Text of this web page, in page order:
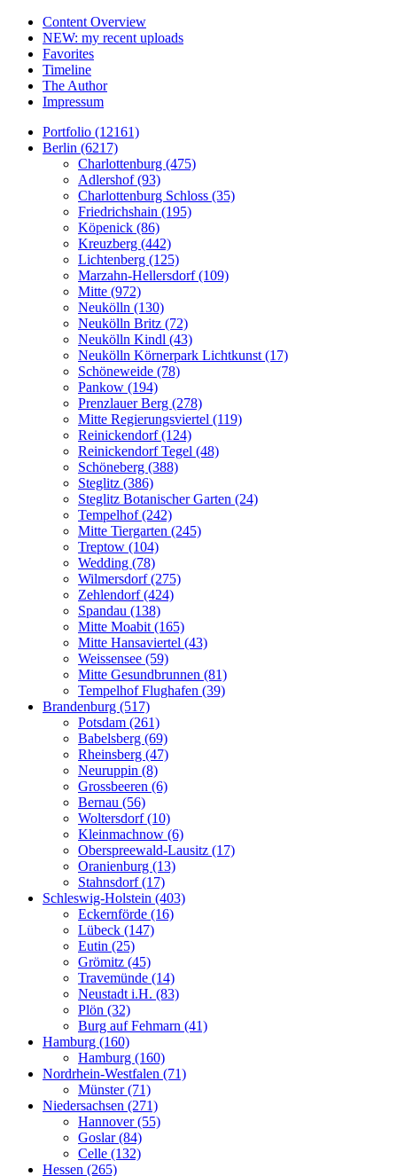
Content Overview
NEW: my recent uploads
Favorites
Timeline
The Author
Impressum
Portfolio (12161)
Berlin (6217)
Charlottenburg (475)
Adlershof (93)
Charlottenburg Schloss (35)
Friedrichshain (195)
Köpenick (86)
Kreuzberg (442)
Lichtenberg (125)
Marzahn-Hellersdorf (109)
Mitte (972)
Neukölln (130)
Neukölln Britz (72)
Neukölln Kindl (43)
Neukölln Körnerpark Lichtkunst (17)
Schöneweide (78)
Pankow (194)
Prenzlauer Berg (278)
Mitte Regierungsviertel (119)
Reinickendorf (124)
Reinickendorf Tegel (48)
Schöneberg (388)
Steglitz (386)
Steglitz Botanischer Garten (24)
Tempelhof (242)
Mitte Tiergarten (245)
Treptow (104)
Wedding (78)
Wilmersdorf (275)
Zehlendorf (424)
Spandau (138)
Mitte Moabit (165)
Mitte Hansaviertel (43)
Weissensee (59)
Mitte Gesundbrunnen (81)
Tempelhof Flughafen (39)
Brandenburg (517)
Potsdam (261)
Babelsberg (69)
Rheinsberg (47)
Neuruppin (8)
Grossbeeren (6)
Bernau (56)
Woltersdorf (10)
Kleinmachnow (6)
Oberspreewald-Lausitz (17)
Oranienburg (13)
Stahnsdorf (17)
Schleswig-Holstein (403)
Eckernförde (16)
Lübeck (147)
Eutin (25)
Grömitz (45)
Travemünde (14)
Neustadt i.H. (83)
Plön (32)
Burg auf Fehmarn (41)
Hamburg (160)
Hamburg (160)
Nordrhein-Westfalen (71)
Münster (71)
Niedersachsen (271)
Hannover (55)
Goslar (84)
Celle (132)
Hessen (265)